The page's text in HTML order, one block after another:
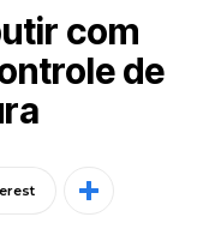
com
de